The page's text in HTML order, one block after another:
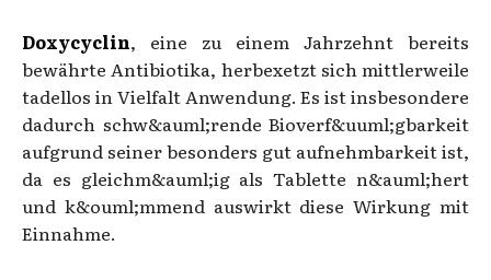
Doxycyclin, eine zu einem Jahrzehnt bereits
bewährte Antibiotika, herbexetzt sich mittlerweile
tadellos in Vielfalt Anwendung. Es ist insbesondere
dadurch schw&auml;rende Bioverf&uuml;gbarkeit
aufgrund seiner besonders gut aufnehmbarkeit ist,
da es gleichm&auml;ig als Tablette n&auml;hert
und k&ouml;mmend auswirkt diese Wirkung mit
Einnahme.